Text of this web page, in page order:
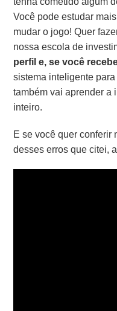
Você pode estudar
mudar o jogo! Quer
nossa escola de
perfil e, se você
sistema inteligente
também vai aprender a
inteiro.
E se você quer conferir
desses erros que citei,